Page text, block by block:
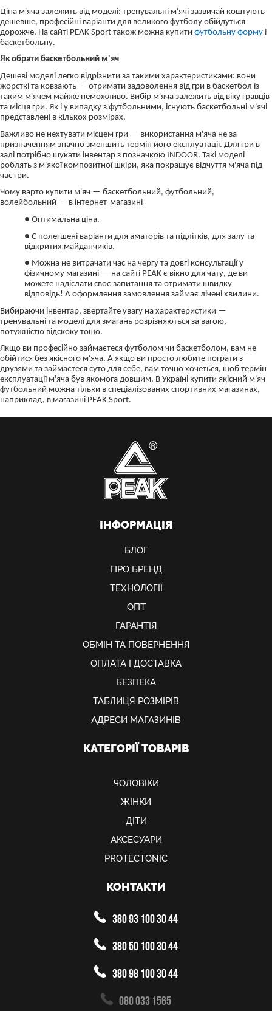
Ціна м'яча залежить від моделі: тренувальні м'ячі зазвичай коштують
дешевше, професійні варіанти для великого футболу обійдуться
дорожче. На сайті PEAK Sport також можна купити футбольну форму і
баскетбольну.
Як обрати баскетбольний м'яч
Дешеві моделі легко відрізнити за такими характеристиками: вони
жорсткі та ковзають — отримати задоволення від гри в баскетбол із
таким м'ячем майже неможливо. Вибір м'яча залежить від віку гравців
та місця гри. Як і у випадку з футбольними, існують баскетбольні м'ячі
представлені в кількох розмірах.
Важливо не нехтувати місцем гри — використання м'яча не за
призначенням значно зменшить термін його експлуатації. Для гри в
залі потрібно шукати інвентар з позначкою INDOOR. Такі моделі
роблять з м'якої композитної шкіри, яка покращує відчуття м'яча під
час гри.
Чому варто купити м'яч — баскетбольний, футбольний,
волейбольний — в інтернет-магазині
● Оптимальна ціна.
● Є полегшені варіанти для аматорів та підлітків, для залу та
відкритих майданчиків.
● Можна не витрачати час на чергу та довгі консультації у
фізичному магазині — на сайті PEAK є вікно для чату, де ви
можете надіслати своє запитання та отримати швидку
відповідь! А оформлення замовлення займає лічені хвилини.
Вибираючи інвентар, звертайте увагу на характеристики —
тренувальні та моделі для змагань розрізняються за вагою,
потужністю відскоку тощо.
Якщо ви професійно займаєтеся футболом чи баскетболом, вам не
обійтися без якісного м'яча. А якщо ви просто любите пограти з
друзями та займаєтеся суто для себе, вам точно хочеться, щоб термін
експлуатації м'яча був якомога довшим. В Україні купити якісний м'яч
футбольний можна тільки в спеціалізованих спортивних магазинах,
наприклад, в магазині PEAK Sport.
ІНФОРМАЦІЯ
БЛОГ
ПРО БРЕНД
ТЕХНОЛОГІЇ
ОПТ
ГАРАНТІЯ
ОБМIН ТА ПОВЕРНЕННЯ
ОПЛАТА І ДОСТАВКА
БЕЗПЕКА
ТАБЛИЦЯ РОЗМІРІВ
АДРЕСИ МАГАЗИНІВ
КАТЕГОРІЇ ТОВАРІВ
ЧОЛОВІКИ
ЖІНКИ
ДІТИ
АКСЕСУАРИ
PROTECTONIC
КОНТАКТИ
380 93 100 30 44
380 50 100 30 44
380 98 100 30 44
080 033 1565